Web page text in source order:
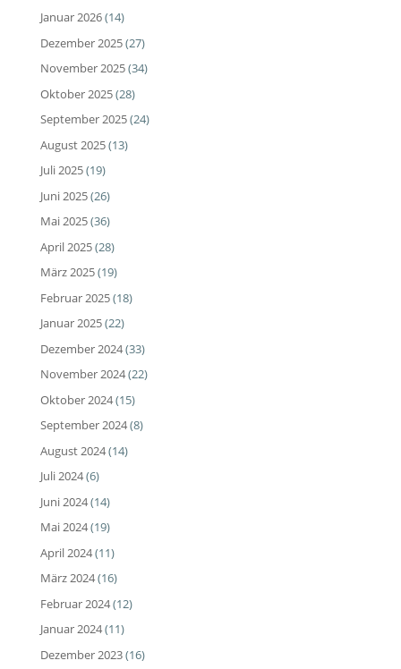
Januar 2026(14)
Dezember 2025(27)
November 2025(34)
Oktober 2025(28)
September 2025(24)
August 2025(13)
Juli 2025(19)
Juni 2025(26)
Mai 2025(36)
April 2025(28)
März 2025(19)
Februar 2025(18)
Januar 2025(22)
Dezember 2024(33)
November 2024(22)
Oktober 2024(15)
September 2024(8)
August 2024(14)
Juli 2024(6)
Juni 2024(14)
Mai 2024(19)
April 2024(11)
März 2024(16)
Februar 2024(12)
Januar 2024(11)
Dezember 2023(16)